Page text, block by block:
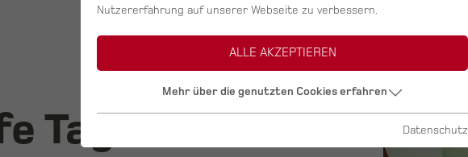
Tage
Nutzererfahrung auf unserer Webseite zu verbessern.
ALLE AKZEPTIEREN
Mehr über die genutzten Cookies erfahren
Datenschutz